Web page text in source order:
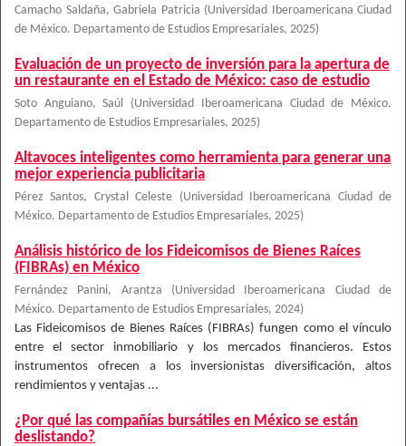
Camacho Saldaña, Gabriela Patricia (Universidad Iberoamericana Ciudad
de México. Departamento de Estudios Empresariales, 2025)
Evaluación de un proyecto de inversión para la apertura de
un restaurante en el Estado de México: caso de estudio
Soto Anguiano, Saúl (Universidad Iberoamericana Ciudad de México.
Departamento de Estudios Empresariales, 2025)
Altavoces inteligentes como herramienta para generar una
mejor experiencia publicitaria
Pérez Santos, Crystal Celeste (Universidad Iberoamericana Ciudad de
México. Departamento de Estudios Empresariales, 2025)
Análisis histórico de los Fideicomisos de Bienes Raíces
(FIBRAs) en México
Fernández Panini, Arantza (Universidad Iberoamericana Ciudad de
México. Departamento de Estudios Empresariales, 2024)
Las Fideicomisos de Bienes Raíces (FIBRAs) fungen como el vínculo
entre el sector inmobiliario y los mercados financieros. Estos
instrumentos ofrecen a los inversionistas diversificación, altos
rendimientos y ventajas ...
¿Por qué las compañías bursátiles en México se están
deslistando?